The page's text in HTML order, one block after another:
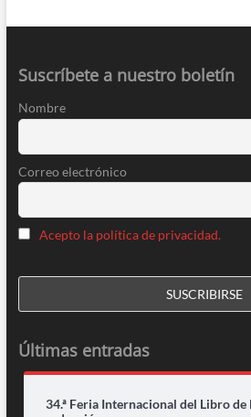
Suscríbete a nuestro boletín
Nombre
Correo electrónico
Acepto la política de privacidad.
Últimas entradas
34.ª Feria Internacional del Libro de